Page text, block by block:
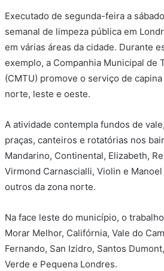
Executado de segunda-feira a
semanal de limpeza pública em
em várias áreas da cidade. Durante
exemplo, a Companhia Municipal de
(CMTU) promove o serviço de
norte, leste e oeste.
A atividade contempla fundos de
praças, canteiros e rotatórias nos
Mandarino, Continental, Elizabeth,
Virmond Carnascialli, Violin e
outros da zona norte.
Na face leste do município, o
Morar Melhor, Califórnia, Vale do
Fernando, San Izidro, Santos
Verde e Pequena Londres.